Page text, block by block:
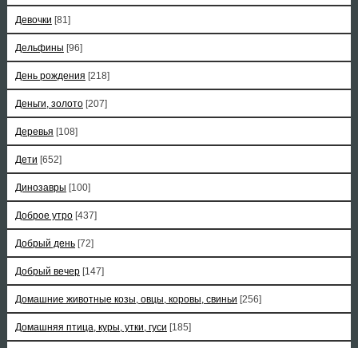
Девочки [81]
Дельфины [96]
День рождения [218]
Деньги, золото [207]
Деревья [108]
Дети [652]
Динозавры [100]
Доброе утро [437]
Добрый день [72]
Добрый вечер [147]
Домашние животные козы, овцы, коровы, свиньи [256]
Домашняя птица, куры, утки, гуси [185]